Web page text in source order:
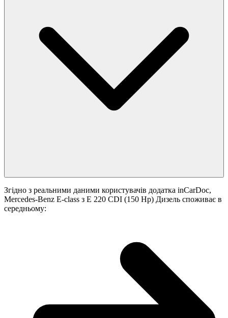
Згідно з реальними даними користувачів додатка inCarDoc,
Mercedes-Benz E-class з E 220 CDI (150 Hp) Дизель споживає в
середньому: